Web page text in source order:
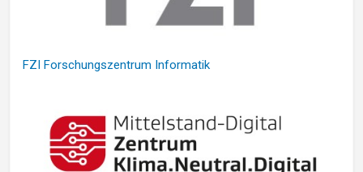
FZI Forschungszentrum Informatik